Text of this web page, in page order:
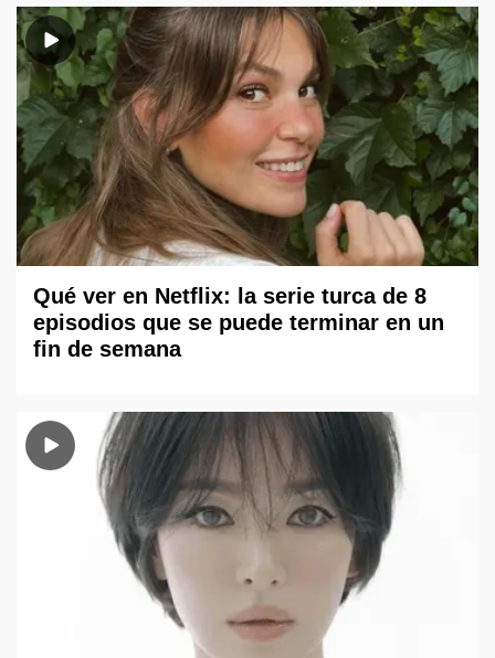
Qué ver en Netflix: la serie turca de 8
episodios que se puede terminar en un
fin de semana